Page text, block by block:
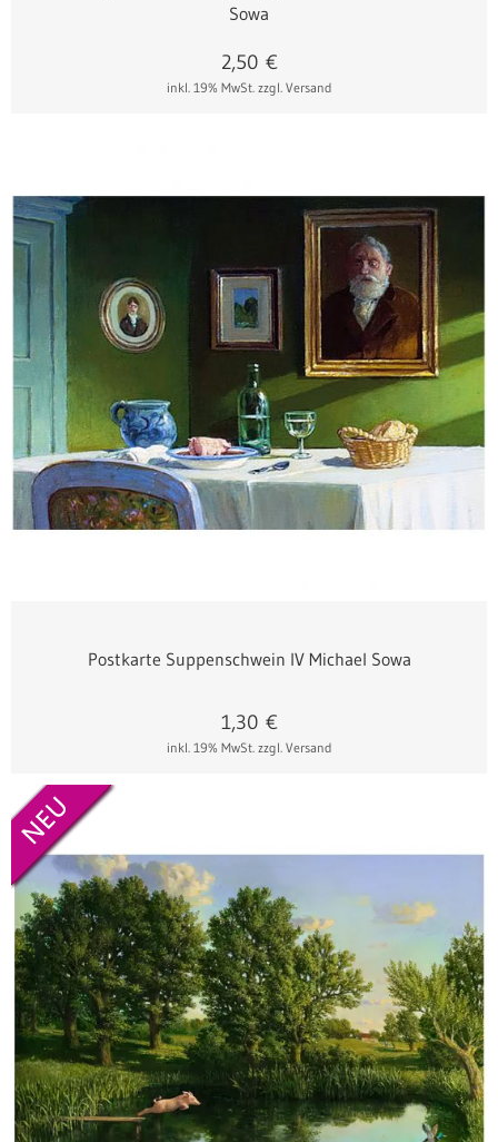
Sowa
inkl. 19% MwSt. zzgl. Versand
2,50€
Postkarte Suppenschwein IV Michael Sowa
inkl. 19% MwSt. zzgl. Versand
1,30€